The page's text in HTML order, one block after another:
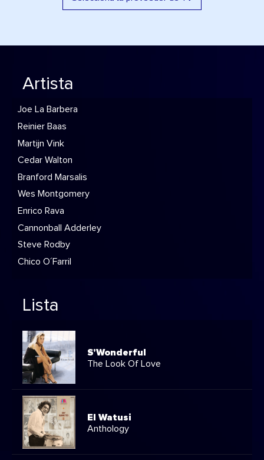
Artista
Joe La Barbera
Reinier Baas
Martijn Vink
Cedar Walton
Branford Marsalis
Wes Montgomery
Enrico Rava
Cannonball Adderley
Steve Rodby
Chico O´Farril
Lista
S'Wonderful
The Look Of Love
El Watusi
Anthology